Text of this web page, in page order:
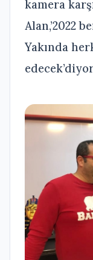
kamera
Alan,’2022
Yakında